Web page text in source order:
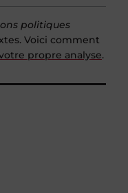
politiques
Voici comment
propre analyse.